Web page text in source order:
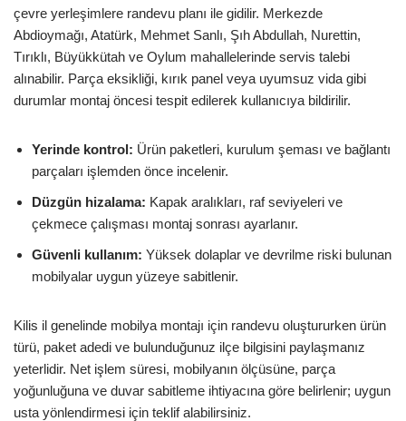
çevre yerleşimlere randevu planı ile gidilir. Merkezde
Abdioymağı, Atatürk, Mehmet Sanlı, Şıh Abdullah, Nurettin,
Tırıklı, Büyükkütah ve Oylum mahallelerinde servis talebi
alınabilir. Parça eksikliği, kırık panel veya uyumsuz vida gibi
durumlar montaj öncesi tespit edilerek kullanıcıya bildirilir.
Yerinde kontrol: Ürün paketleri, kurulum şeması ve bağlantı
parçaları işlemden önce incelenir.
Düzgün hizalama: Kapak aralıkları, raf seviyeleri ve
çekmece çalışması montaj sonrası ayarlanır.
Güvenli kullanım: Yüksek dolaplar ve devrilme riski bulunan
mobilyalar uygun yüzeye sabitlenir.
Kilis il genelinde mobilya montajı için randevu oluştururken ürün
türü, paket adedi ve bulunduğunuz ilçe bilgisini paylaşmanız
yeterlidir. Net işlem süresi, mobilyanın ölçüsüne, parça
yoğunluğuna ve duvar sabitleme ihtiyacına göre belirlenir; uygun
usta yönlendirmesi için teklif alabilirsiniz.